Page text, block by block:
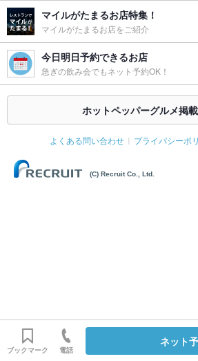
マイルがたまるお店特集！
マイルがたまるお店をご紹介
今日明日予約できるお店
急ぎの飲み会でもネット予約OK！
ホットペッパーグルメ掲
よくある問い合わせ プライバシーポ
(C) Recruit Co., Ltd.
ブックマーク 電話
ネット